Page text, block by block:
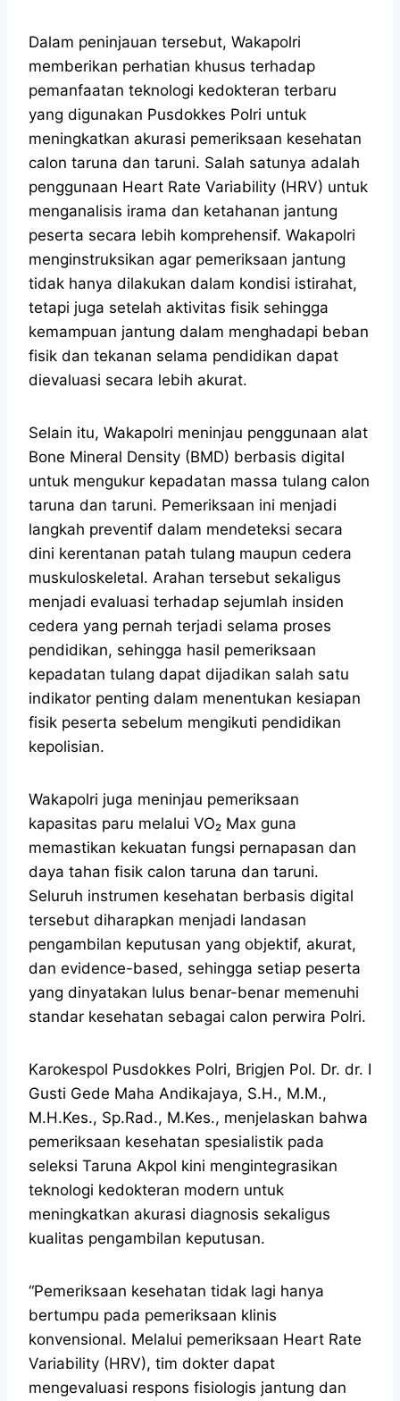
Dalam peninjauan tersebut, Wakapolri
memberikan perhatian khusus terhadap
pemanfaatan teknologi kedokteran terbaru
yang digunakan Pusdokkes Polri untuk
meningkatkan akurasi pemeriksaan kesehatan
calon taruna dan taruni. Salah satunya adalah
penggunaan Heart Rate Variability (HRV) untuk
menganalisis irama dan ketahanan jantung
peserta secara lebih komprehensif. Wakapolri
menginstruksikan agar pemeriksaan jantung
tidak hanya dilakukan dalam kondisi istirahat,
tetapi juga setelah aktivitas fisik sehingga
kemampuan jantung dalam menghadapi beban
fisik dan tekanan selama pendidikan dapat
dievaluasi secara lebih akurat.
Selain itu, Wakapolri meninjau penggunaan alat
Bone Mineral Density (BMD) berbasis digital
untuk mengukur kepadatan massa tulang calon
taruna dan taruni. Pemeriksaan ini menjadi
langkah preventif dalam mendeteksi secara
dini kerentanan patah tulang maupun cedera
muskuloskeletal. Arahan tersebut sekaligus
menjadi evaluasi terhadap sejumlah insiden
cedera yang pernah terjadi selama proses
pendidikan, sehingga hasil pemeriksaan
kepadatan tulang dapat dijadikan salah satu
indikator penting dalam menentukan kesiapan
fisik peserta sebelum mengikuti pendidikan
kepolisian.
Wakapolri juga meninjau pemeriksaan
kapasitas paru melalui VO₂ Max guna
memastikan kekuatan fungsi pernapasan dan
daya tahan fisik calon taruna dan taruni.
Seluruh instrumen kesehatan berbasis digital
tersebut diharapkan menjadi landasan
pengambilan keputusan yang objektif, akurat,
dan evidence-based, sehingga setiap peserta
yang dinyatakan lulus benar-benar memenuhi
standar kesehatan sebagai calon perwira Polri.
Karokespol Pusdokkes Polri, Brigjen Pol. Dr. dr. I
Gusti Gede Maha Andikajaya, S.H., M.M.,
M.H.Kes., Sp.Rad., M.Kes., menjelaskan bahwa
pemeriksaan kesehatan spesialistik pada
seleksi Taruna Akpol kini mengintegrasikan
teknologi kedokteran modern untuk
meningkatkan akurasi diagnosis sekaligus
kualitas pengambilan keputusan.
“Pemeriksaan kesehatan tidak lagi hanya
bertumpu pada pemeriksaan klinis
konvensional. Melalui pemeriksaan Heart Rate
Variability (HRV), tim dokter dapat
mengevaluasi respons fisiologis jantung dan